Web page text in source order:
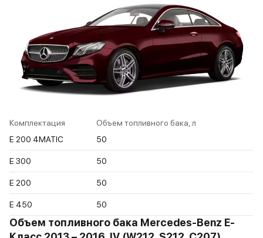
Комплектация
Объем топливного бака, л
E 200 4MATIC
50
E 300 50
E 200 50
E 450 50
Объем топливного бака Mercedes-Benz E-